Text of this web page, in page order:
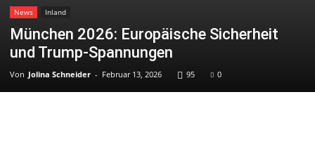
News Inland
München 2026: Europäische Sicherheit
und Trump-Spannungen
Von Jolina Schneider - Februar 13, 2026 95 0